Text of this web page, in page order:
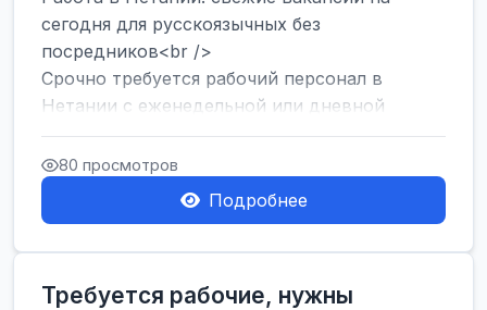
сегодня для русскоязычных без
посредников<br />
Срочно требуется рабочий персонал в
Нетании с еженедельной или дневной
оплатой<br />
Свежие вакансии в Нетании дл...
80 просмотров
Подробнее
Требуется рабочие, нужны